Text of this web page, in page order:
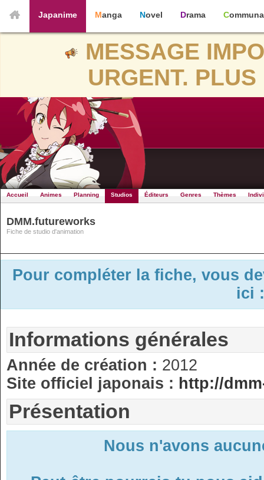
Japanime Manga Novel Drama
MESSAGE
URGENT.
Accueil Animes Planning Studios Éditeurs Genres Thèmes
DMM.futureworks
Fiche de studio d'animation
Pour compléter la fiche, vous
ici
Informations générales
Année de création : 2012
Site officiel japonais : http://
Présentation
Nous n'avons